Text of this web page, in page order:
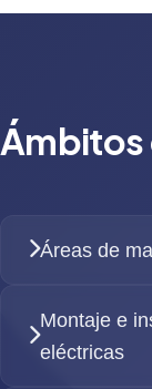
Ámbitos
Áreas de
Montaje e
eléctricas